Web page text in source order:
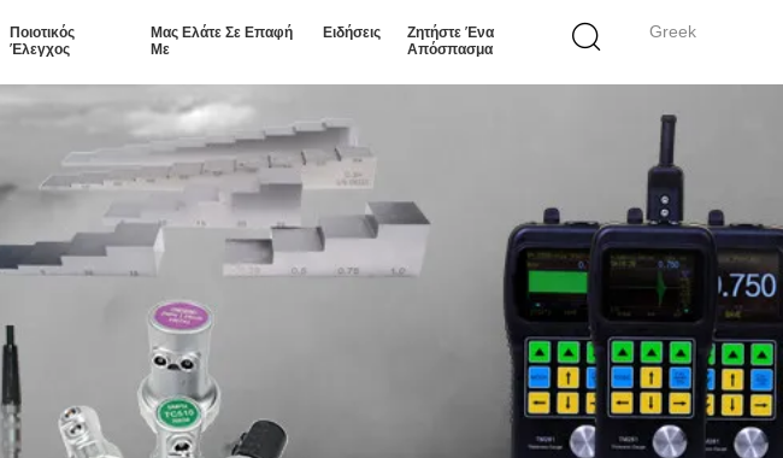
Greek
Ποιοτικός
Έλεγχος
Μας Ελάτε Σε Επαφή
Με
Ειδήσεις
Ζητήστε Ένα
Απόσπασμα